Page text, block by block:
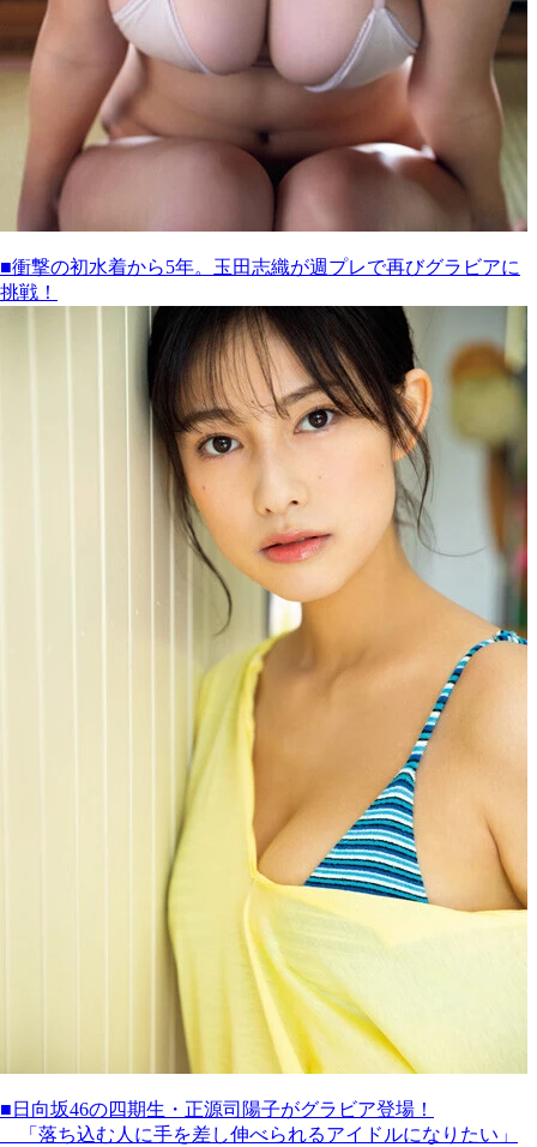
■衝撃の初水着から5年。玉田志織が週プレで再びグラビアに
挑戦！
■日向坂46の四期生・正源司陽子がグラビア登場！
「落ち込む人に手を差し伸べられるアイドルになりたい」